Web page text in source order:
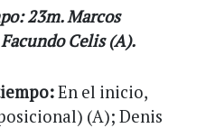
23m. Marcos
Celis (A).
En el inicio,
(A); Denis